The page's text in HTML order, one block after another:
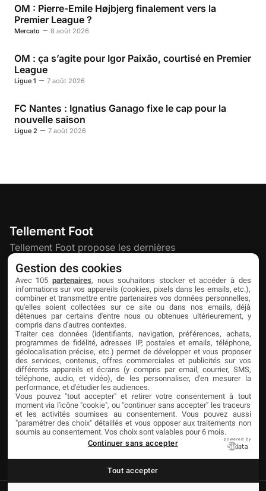
OM : Pierre-Emile Højbjerg finalement vers la
Premier League ?
Mercato 8 août 2026
OM : ça s’agite pour Igor Paixão, courtisé en Premier
League
Ligue 1 7 août 2026
FC Nantes : Ignatius Ganago fixe le cap pour la
nouvelle saison
Ligue 2 7 août 2026
Tellement Foot
Tellement Foot propose les dernières
actualités et nouveautés créatives dédiées
au football.
Découvrir
À propos
Contact
Publicité
Liens utiles
Mentions légales
Confidentialité
Cookies
Partenaires
Livefoot
Jeunesfooteux
Tólmi Studio
King Score
Foot en France
Football Addict
Gestion des cookies
Avec 105 partenaires, nous souhaitons stocker et accéder à des
informations sur vos appareils (cookies, pixels dans les emails, etc.),
combiner et transmettre entre partenaires vos données personnelles,
qu'elles soient collectées sur ce site ou dans nos emails, déjà
détenues par certains d'entre nous ou obtenues ultérieurement, y
compris dans d'autres contextes.
Traiter ces données (identifiants, navigation, préférences, achats,
programmes de fidélité, adresses IP, postales et emails, téléphone,
géolocalisation précise, etc.) permet de développer et vous proposer
des services, contenus, offres commerciales et publicités sur vos
différents appareils et écrans (y compris par email, courrier, SMS,
téléphone, audio, et vidéo), de les personnaliser, d'en mesurer la
performance, et d'étudier les audiences.
Vous pouvez "tout accepter" et retirer votre consentement à tout
moment via l'icône "cookie", ou "continuer sans accepter" les traceurs
et les activités soumises au consentement. Vous pouvez aussi
"paramétrer des choix" détaillés et vous opposer aux traitements non
soumis au consentement. Vos choix sont valables pour 6 mois.
Continuer sans accepter
powered by
Tout accepter